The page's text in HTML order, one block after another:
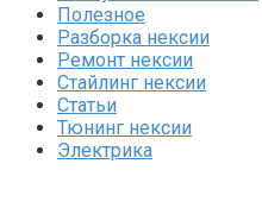
Полезное
Разборка нексии
Ремонт нексии
Стайлинг нексии
Статьи
Тюнинг нексии
Электрика